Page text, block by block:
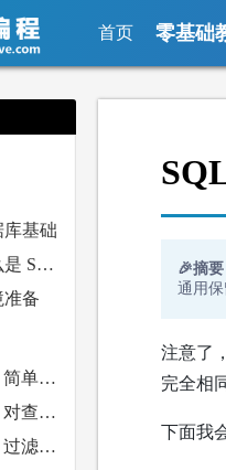
首页 零基础
库基础
了解 SQL：什么是 SQL？
准备
SQL 查询数据：简单查询数据（SELECT）
SQL 查询数据：对查询数据排序（ORDER BY）
SQL 查询数据：过滤数据（WHERE）
🎉摘要
通用保
注意了
完全相
下面我